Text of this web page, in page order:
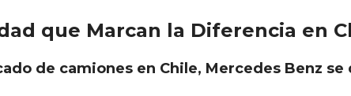
que Marcan la Diferencia en
de camiones en Chile, Mercedes Benz